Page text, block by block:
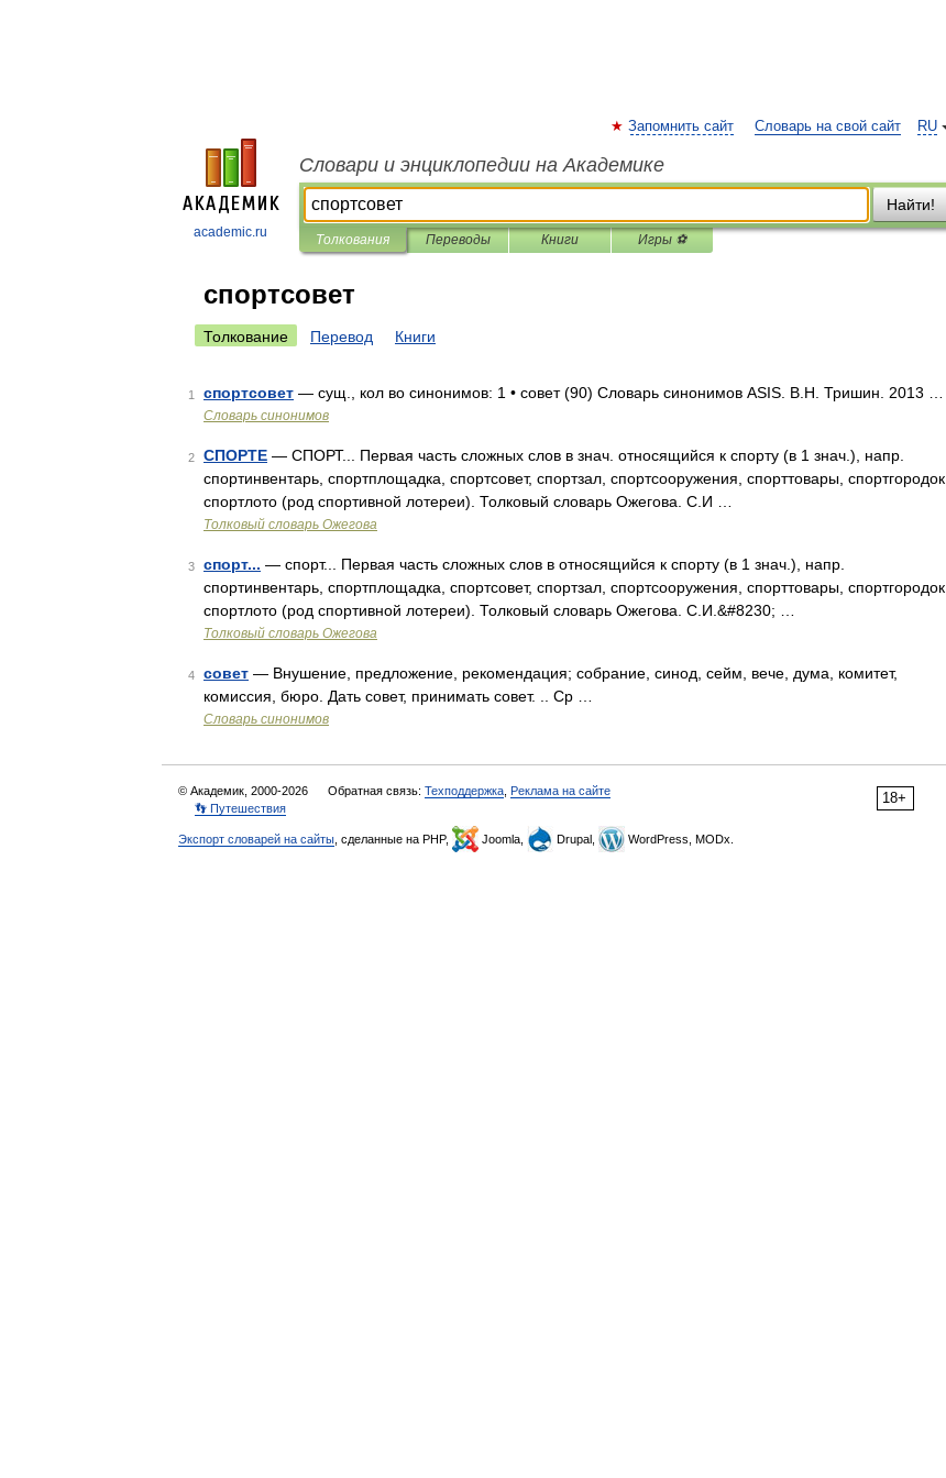
academic.ru
RU
Запомнить сайт Словарь на свой сайт
Словари и энциклопедии на Академике
Найти!
Толкования Переводы Книги Игры ⚽
спортсовет
Толкование Перевод Книги
1 спортсовет — сущ., кол во синонимов: 1 • совет (90) Словарь синонимов ASIS. В.Н. Тришин. 2013 …
Словарь синонимов
2 СПОРТЕ — СПОРТ... Первая часть сложных слов в знач. относящийся к спорту (в 1 знач.), напр.
спортинвентарь, спортплощадка, спортсовет, спортзал, спортсооружения, спорттовары, спортгородок,
спортлото (род спортивной лотереи). Толковый словарь Ожегова. С.И …
Толковый словарь Ожегова
3 спорт... — спорт... Первая часть сложных слов в относящийся к спорту (в 1 знач.), напр.
спортинвентарь, спортплощадка, спортсовет, спортзал, спортсооружения, спорттовары, спортгородок,
спортлото (род спортивной лотереи). Толковый словарь Ожегова. С.И.&#8230; …
Толковый словарь Ожегова
4 совет — Внушение, предложение, рекомендация; собрание, синод, сейм, вече, дума, комитет,
комиссия, бюро. Дать совет, принимать совет. .. Ср …
Словарь синонимов
18+
© Академик, 2000-2026 Обратная связь: Техподдержка Реклама на сайте
👣 Путешествия
Экспорт словарей на сайты , сделанные на PHP, Joomla, Drupal, WordPress, MODx.